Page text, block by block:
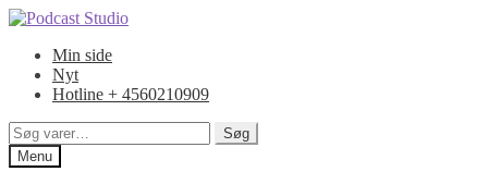
Spring
navigation
Spring
indholdMin side
Nyt
Hotline + 4560210909
Søg
efter:
Søg
Menu